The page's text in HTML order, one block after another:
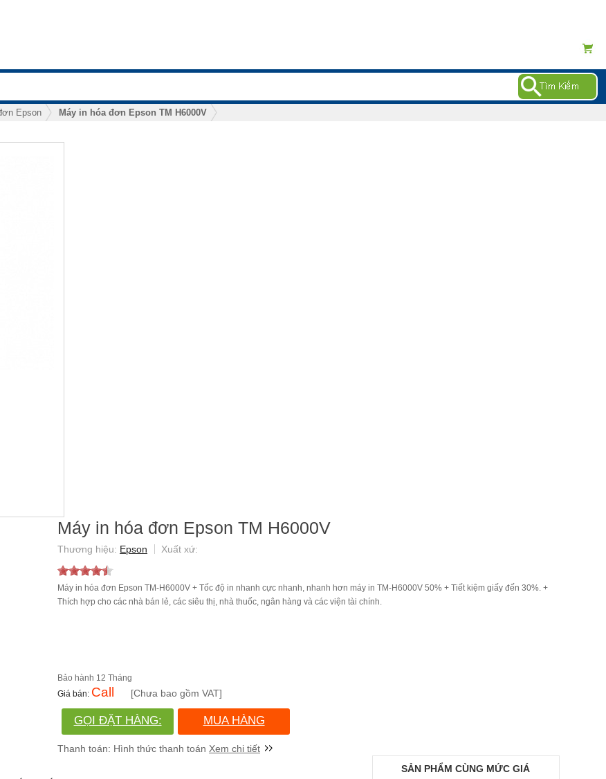
Epson Máy in hóa đơn Epson TM H6000V
Máy in hóa đơn Epson TM H6000V
Epson
Máy in hóa đơn Epson TM-H6000V + Tốc độ in nhanh cực nhanh, nhanh hơn máy in TM-H6000V 50% + Tiết kiệm giấy đến 30%. +
Thích hợp cho các nhà bán lẻ, các siêu thị, nhà thuốc, ngân hàng và các viện tài chính.
12 Tháng
Call [Chưa bao gồm VAT]
GỌI ĐẶT HÀNG:
(028)730.666.86
MUA HÀNG
Xem chi tiết
SẢN PHẨM CÙNG MỨC GIÁ